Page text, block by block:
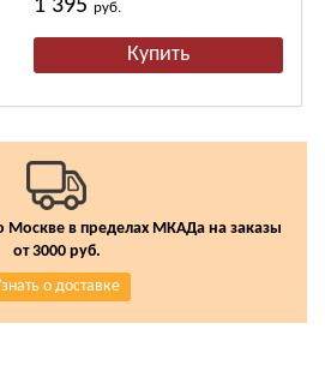
1 395руб.
Москве в пределах МКАДа на заказы
от 3000 руб.
о доставке